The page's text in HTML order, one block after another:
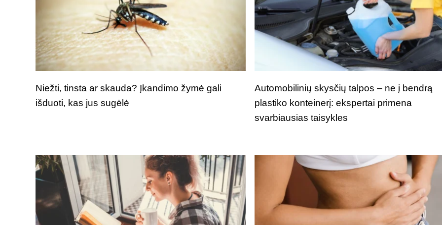
Niežti, tinsta ar skauda? Įkandimo žymė gali
išduoti, kas jus sugėlė
Automobilinių skysčių talpos – ne į bendrą
plastiko konteinerį: ekspertai primena
svarbiausias taisykles